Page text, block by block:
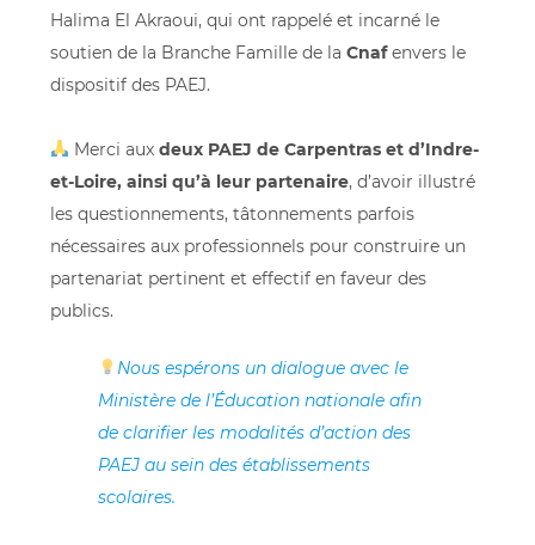
Halima El Akraoui, qui ont rappelé et incarné le
soutien de la Branche Famille de la Cnafenvers le
dispositif des PAEJ.
Merci aux deux PAEJ de Carpentras et d’Indre-
et-Loire, ainsi qu’à leur partenaire, d’avoir illustré
les questionnements, tâtonnements parfois
nécessaires aux professionnels pour construire un
partenariat pertinent et effectif en faveur des
publics.
Nous espérons un dialogue avec le
Ministère de l’Éducation nationale afin
de clarifier les modalités d’action des
PAEJ au sein des établissements
scolaires.